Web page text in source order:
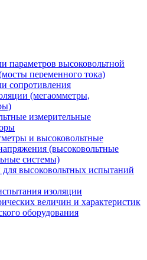
параметров высоковольтной
переменного тока)
сопротивления
(мегаомметры,
измерительные
и высоковольтные
(высоковольтные
системы)
для высоковольтных испытаний
изоляции
величин и характеристик
оборудования